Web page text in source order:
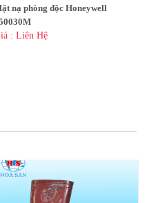
nạ phòng độc Honeywell
: Liên Hệ